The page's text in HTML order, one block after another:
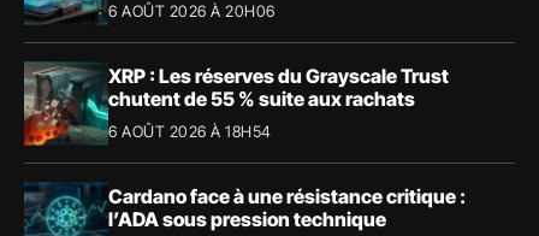
6 AOÛT 2026 À 20H06
XRP : Les réserves du Grayscale Trust
chutent de 55 % suite aux rachats
6 AOÛT 2026 À 18H54
Cardano face à une résistance critique :
l’ADA sous pression technique